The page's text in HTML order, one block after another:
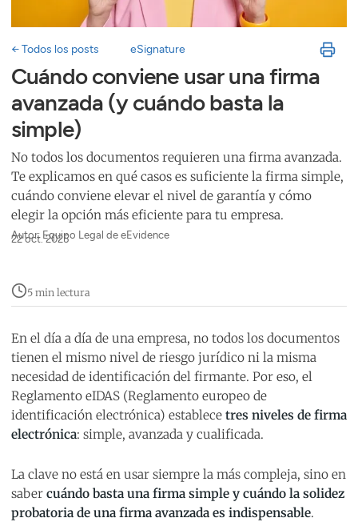
← Todos los posts eSignature
Cuándo conviene usar una firma
avanzada (y cuándo basta la
simple)
No todos los documentos requieren una firma avanzada.
Te explicamos en qué casos es suficiente la firma simple,
cuándo conviene elevar el nivel de garantía y cómo
elegir la opción más eficiente para tu empresa.
Autor: Equipo Legal de eEvidence
22 oct. 2025
5 min lectura
En el día a día de una empresa, no todos los documentos
tienen el mismo nivel de riesgo jurídico ni la misma
necesidad de identificación del firmante. Por eso, el
Reglamento eIDAS (Reglamento europeo de
identificación electrónica) establece tres niveles de firma
electrónica: simple, avanzada y cualificada.
La clave no está en usar siempre la más compleja, sino en
saber cuándo basta una firma simple y cuándo la solidez
probatoria de una firma avanzada es indispensable.